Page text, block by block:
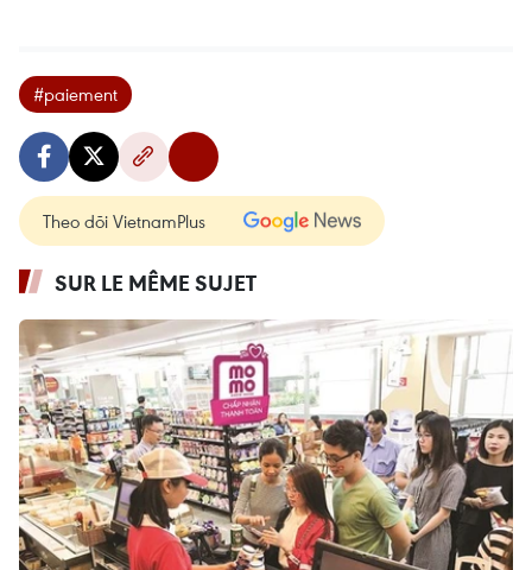
#paiement
Theo dõi VietnamPlus
SUR LE MÊME SUJET